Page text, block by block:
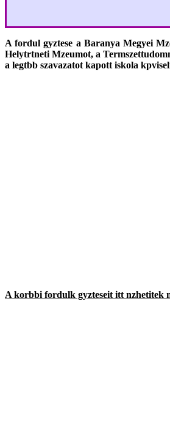
A fordul gyztese a Baranya Megyei
Helytrtneti Mzeumot, a
a legtbb szavazatot kapott iskola
A korbbi fordulk gyzteseit itt nzhetitek